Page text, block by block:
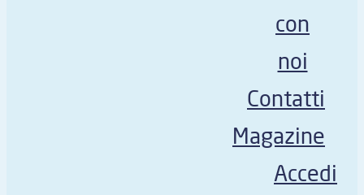
con
noi
Contatti
Magazine
Accedi